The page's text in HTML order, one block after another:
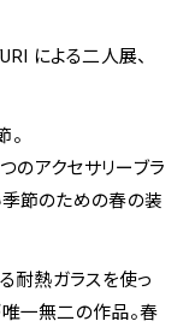
による二人展、
。
のアクセサリーブラ
季節のための春の装
耐熱ガラスを使っ
一無二の作品。春